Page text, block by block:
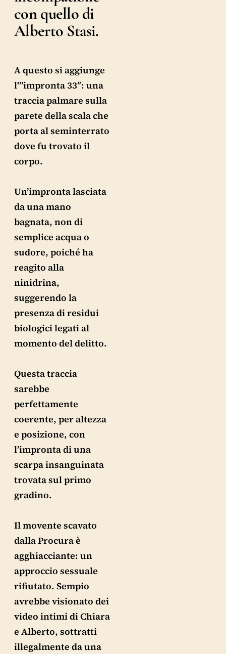
con quello di
Alberto Stasi.
A questo si aggiunge
l'”impronta 33″: una
traccia palmare sulla
parete della scala che
porta al seminterrato
dove fu trovato il
corpo.
Un’impronta lasciata
da una mano
bagnata, non di
semplice acqua o
sudore, poiché ha
reagito alla
ninidrina,
suggerendo la
presenza di residui
biologici legati al
momento del delitto.
Questa traccia
sarebbe
perfettamente
coerente, per altezza
e posizione, con
l’impronta di una
scarpa insanguinata
trovata sul primo
gradino.
Il movente scavato
dalla Procura è
agghiacciante: un
approccio sessuale
rifiutato. Sempio
avrebbe visionato dei
video intimi di Chiara
e Alberto, sottratti
illegalmente da una